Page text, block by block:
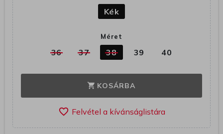
Kék
Méret
36 37 38 39 40
shopping_cart KOSÁRBA
favorite_border